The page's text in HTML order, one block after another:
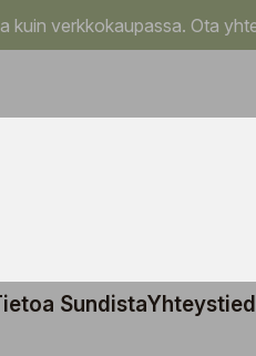
kuin verkkokaupassa. Ota
Sundista